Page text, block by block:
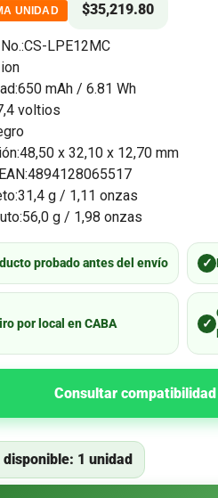
UNIDAD $35,219.80
LPE12MC
mAh / 6.81 Wh
voltios
x 32,10 x 12,70 mm
g / 1,11 onzas
g / 1,98 onzas
probado antes del envío ✓
por local en CABA ✓
Consultar
1 unidad